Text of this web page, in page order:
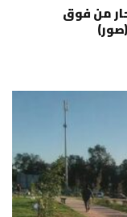
من فوق